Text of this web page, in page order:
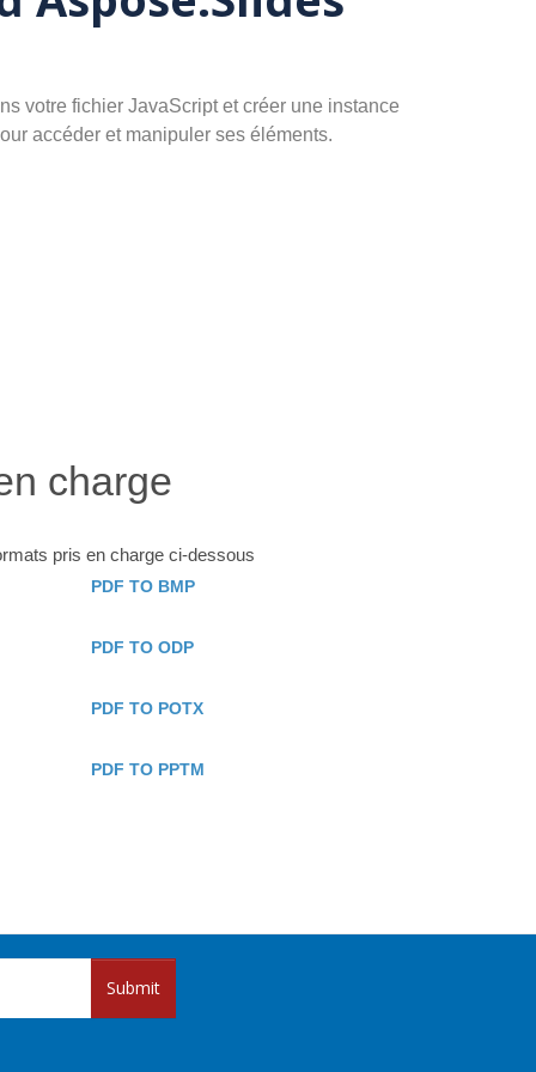
votre fichier JavaScript et créer une instance
accéder et manipuler ses éléments.
charge
pris en charge ci-dessous
PDF TO BMP
PDF TO ODP
PDF TO POTX
PDF TO PPTM
Submit